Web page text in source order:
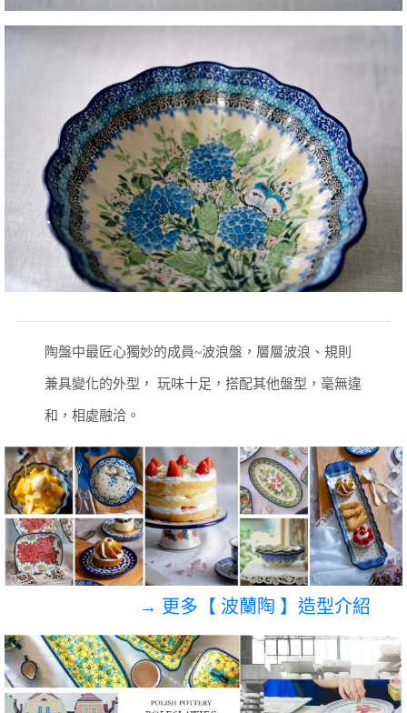
陶盤中最匠心獨妙的成員~波浪盤，層層波浪、規則
兼具變化的外型， 玩味十足，搭配其他盤型，毫無違
和，相處融洽。
→ 更多【 波蘭陶 】造型介紹